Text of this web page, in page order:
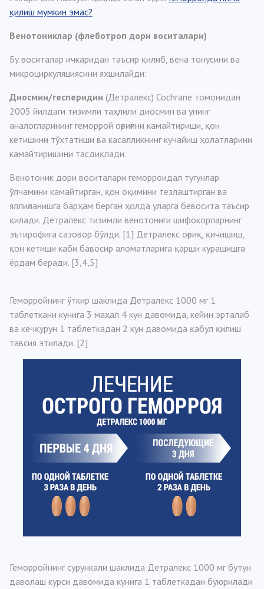
қилиш мумкин эмас?
Венотониклар (флеботроп дори воситалари)
Бу воситалар ичкаридан таъсир қилиб, вена тонусини ва
микроциркуляциясини яхшилайди:
Диосмин/гесперидин (Детралекс) Cochrane томонидан
2005 йилдаги тизимли таҳлили диосмин ва унинг
аналогларининг геморрой оғриғини камайтириши, қон
кетишини тўхтатиши ва касалликнинг кучайиш ҳолатларини
камайтиришини тасдиқлади.
Венотоник дори воситалари геморроидал тугунлар
ўлчамини камайтирган, қон оқимини тезлаштирган ва
яллиғланишга барҳам берган ҳолда уларга бевосита таъсир
қилади. Детралекс тизимли венотониги шифокорларнинг
эътирофига сазовор бўлди. [1] Детралекс оғриқ, қичишиш,
қон кетиши каби бавосир аломатларига қарши курашишга
ёрдам беради. [3,4,5]
Геморройнинг ўткир шаклида Детралекс 1000 мг 1
таблеткани кунига 3 маҳал 4 кун давомида, кейин эрталаб
ва кечқурун 1 таблеткадан 2 кун давомида қабул қилиш
тавсия этилади. [2]
Геморройнинг сурункали шаклида Детралекс 1000 мг бутун
даволаш курси давомида кунига 1 таблеткадан буюрилади